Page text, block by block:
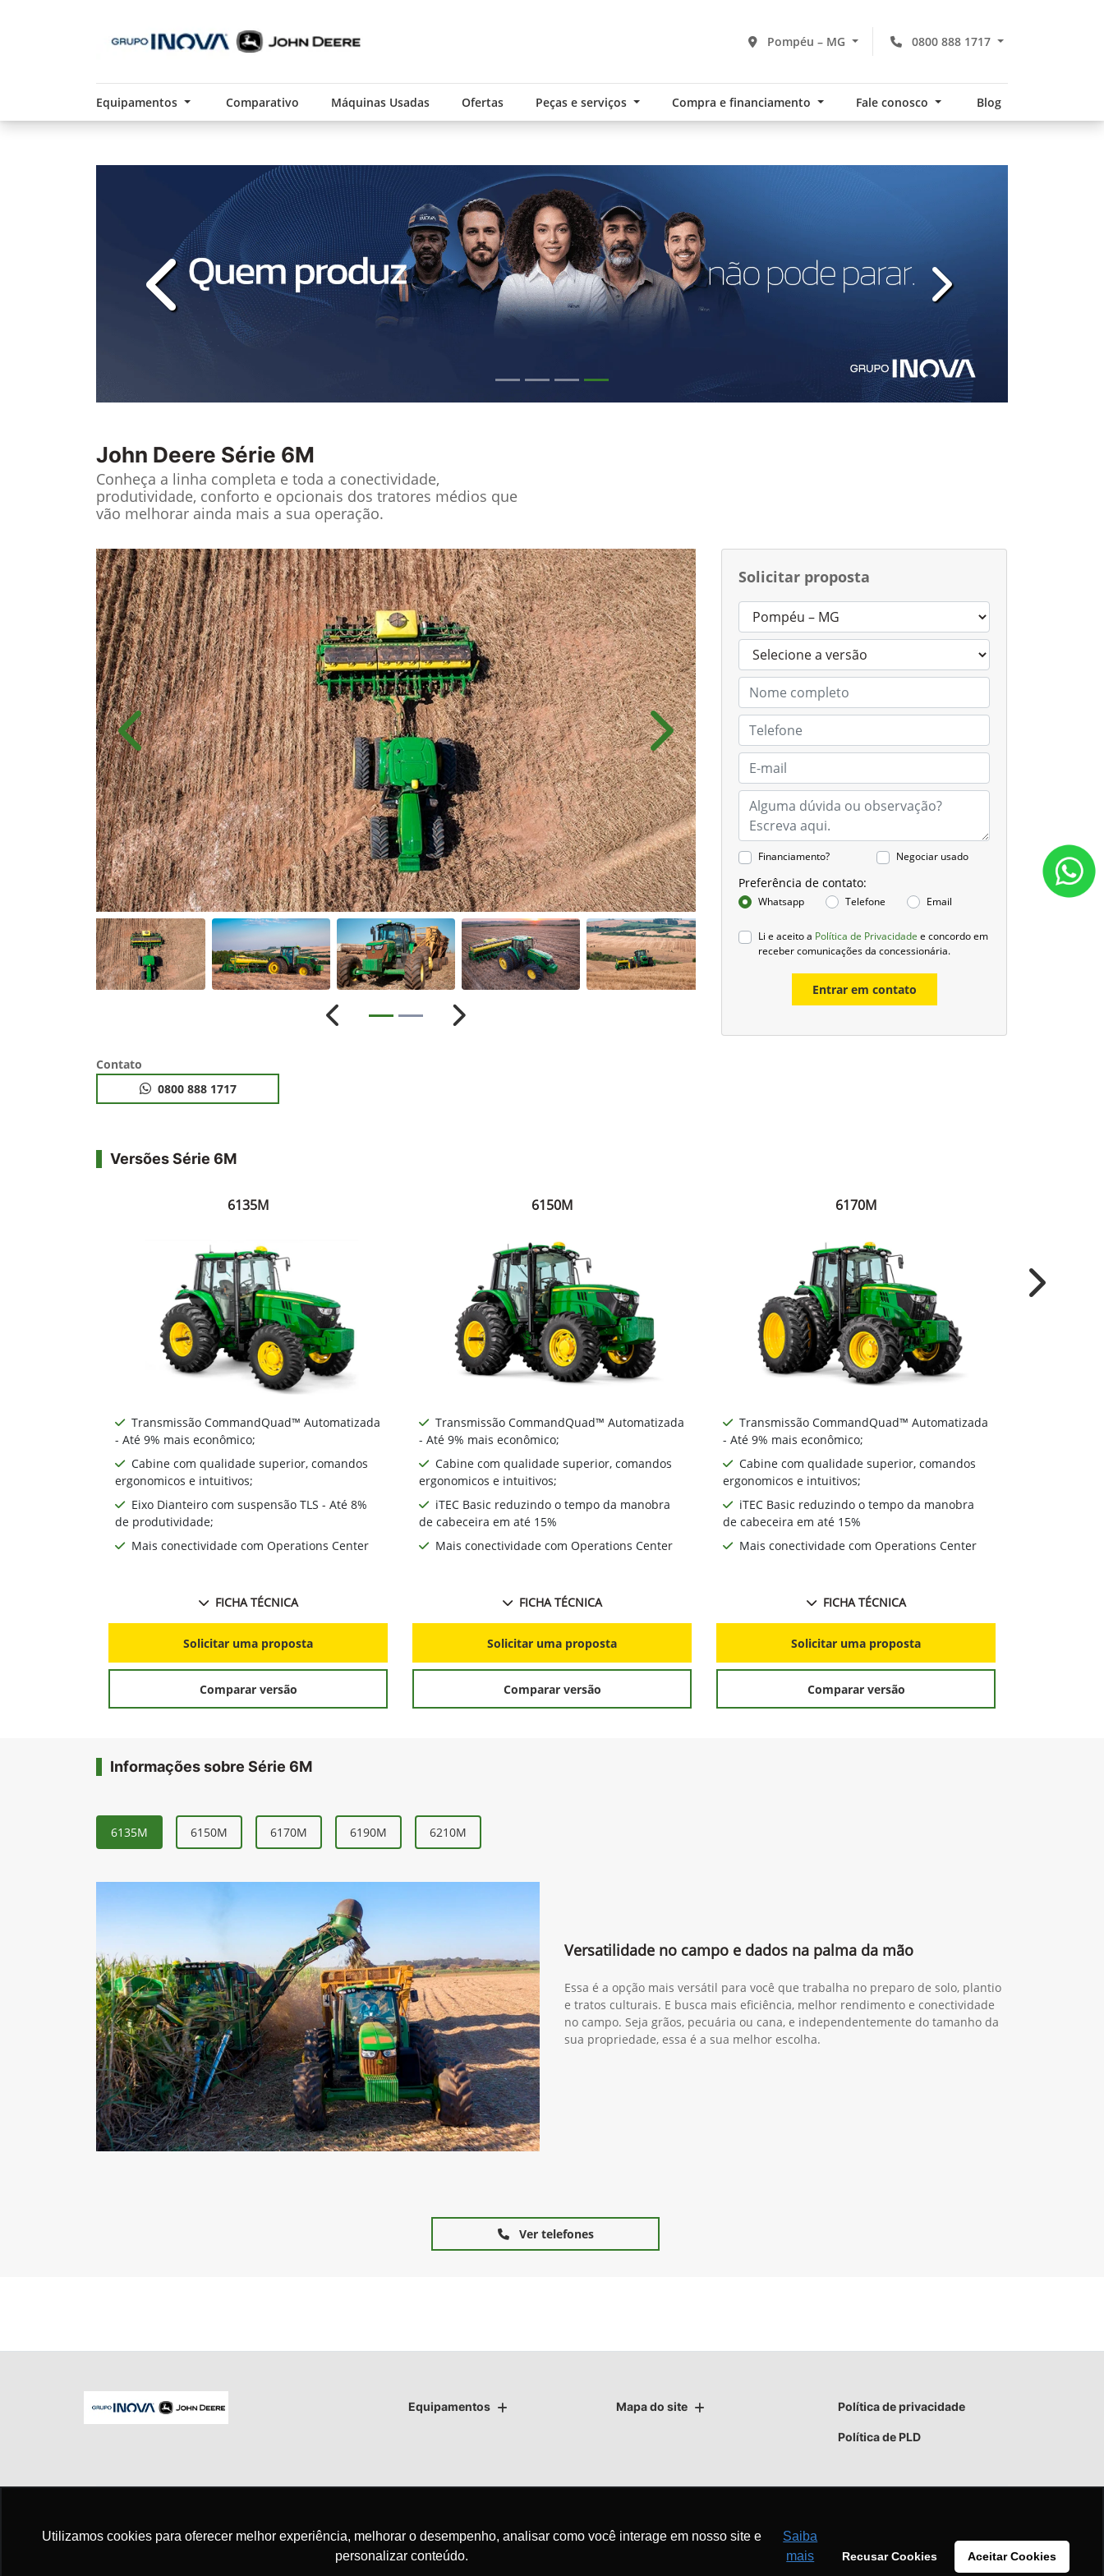
Utilizamos cookies para oferecer melhor experiência, melhorar o desempenho, analisar como você interage em nosso site e
personalizar conteúdo.
Saiba
mais
Recusar Cookies Aceitar Cookies
0800 888 1717
Pompéu – MG
Equipamentos Comparativo Máquinas Usadas Ofertas Peças e serviços Compra e financiamento Fale conosco Blog
templates.template-01.components.carousel.texts.control_prev templates.template-
John Deere Série 6M
Conheça a linha completa e toda a conectividade,
produtividade, conforto e opcionais dos tratores médios que
vão melhorar ainda mais a sua operação.
Solicitar proposta
Financiamento? Negociar usado
Preferência de contato:
Whatsapp Telefone Email
Li e aceito a Política de Privacidade e concordo em
receber comunicações da concessionária.
Entrar em contato
Anterior Próximo
Anterior Próximo
Contato
0800 888 1717
Versões Série 6M
6135M
Transmissão CommandQuad™ Automatizada
- Até 9% mais econômico;
Cabine com qualidade superior, comandos
ergonomicos e intuitivos;
Eixo Dianteiro com suspensão TLS - Até 8%
de produtividade;
Mais conectividade com Operations Center
FICHA TÉCNICA
Solicitar uma proposta
Comparar versão
6150M
Transmissão CommandQuad™ Automatizada
- Até 9% mais econômico;
Cabine com qualidade superior, comandos
ergonomicos e intuitivos;
iTEC Basic reduzindo o tempo da manobra
de cabeceira em até 15%
Mais conectividade com Operations Center
FICHA TÉCNICA
Solicitar uma proposta
Comparar versão
6170M
Transmissão CommandQuad™ Automatizada
- Até 9% mais econômico;
Cabine com qualidade superior, comandos
ergonomicos e intuitivos;
iTEC Basic reduzindo o tempo da manobra
de cabeceira em até 15%
Mais conectividade com Operations Center
FICHA TÉCNICA
Solicitar uma proposta
Comparar versão
Next
Informações sobre Série 6M
6135M 6150M 6170M 6190M 6210M
Versatilidade no campo e dados na palma da mão
Essa é a opção mais versátil para você que trabalha no preparo de solo, plantio
e tratos culturais. E busca mais eficiência, melhor rendimento e conectividade
no campo. Seja grãos, pecuária ou cana, e independentemente do tamanho da
sua propriedade, essa é a sua melhor escolha.
Ver telefones
Equipamentos Mapa do site Política de privacidade
Política de PLD
Para otimizar sua experiência durante a navegação, fazemos uso de nossa política de cookies e para proteger
Recusar